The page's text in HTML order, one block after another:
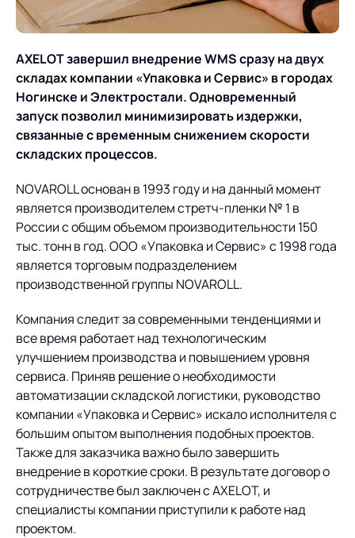
ИТ-аккредитация
Карьера
Импортозамещение
Управление цепями
поставок
Управление складами
Управление перевозками
и транспортным парком
Интегрированное
Управление
контейнерным
терминалом
Оптимизация в цепях
поставок
Управление двором
Логистический
Оборудование для склада
AXELOT AI
Логистический
консалтинг
Автоматизация
процессов
Техническое оснащение
Постпроектное
сопровождение
Нетворкинг и обмен
опытом вместе с AXELOT
Облачные сервисы
компетенций
Пресс-центр
Новости
Мероприятия
СМИ о нас
Проекты
Контакты
Контакты
Академия
Предложение для
учебных заведений
База знаний
База знаний
AXELOT завершил внедрение WMS сразу на двух
складах компании «Упаковка и Сервис» в городах
Ногинске и Электростали. Одновременный
запуск позволил минимизировать издержки,
связанные с временным снижением скорости
складских процессов.
NOVAROLL основан в 1993 году и на данный момент
является производителем стретч-пленки № 1 в
России с общим объемом производительности 150
тыс. тонн в год. ООО «Упаковка и Сервис» с 1998 года
является торговым подразделением
производственной группы NOVAROLL.
Компания следит за современными тенденциями и
все время работает над технологическим
улучшением производства и повышением уровня
сервиса. Приняв решение о необходимости
автоматизации складской логистики, руководство
компании «Упаковка и Сервис» искало исполнителя с
большим опытом выполнения подобных проектов.
Также для заказчика важно было завершить
внедрение в короткие сроки. В результате договор о
сотрудничестве был заключен с AXELOT, и
специалисты компании приступили к работе над
проектом.